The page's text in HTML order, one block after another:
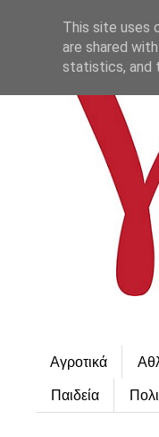
Αγροτικά
Παιδεία
This site uses
are shared
statistics, and